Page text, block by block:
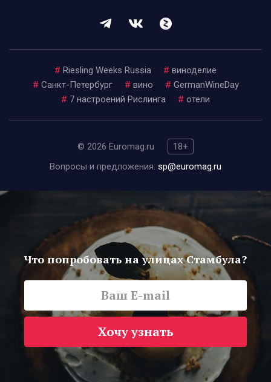
# Riesling Weeks Russia # виноделие
# Санкт-Петербург # вино # GermanWineDay
# 7 настроений Рислинга # отели
© 2026 Euromag.ru
18+
Вопросы и предложения: sp@euromag.ru
Что попробовать на улицах Стамбула?
Хочу узнать